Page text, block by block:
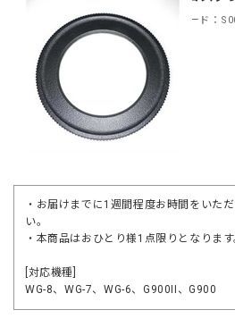
商品コード：
・お届けまでに1週間程度お時間をいた
い。
・本商品はおひとり様1点限りとなります
[対応機種]
WG-8、WG-7、WG-6、G900II、G900